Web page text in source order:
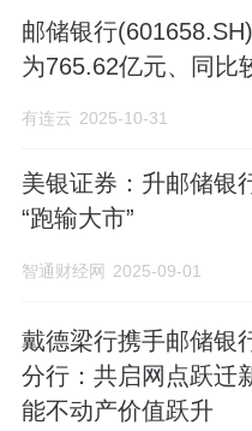
邮储银行
为765.62亿元、同比
有连云 2025-10-31
美银证券：升邮储银
“跑输大市”
智通财经网 2025-09-01
戴德梁行携手邮储银
分行：共启网点跃迁
能不动产价值跃升